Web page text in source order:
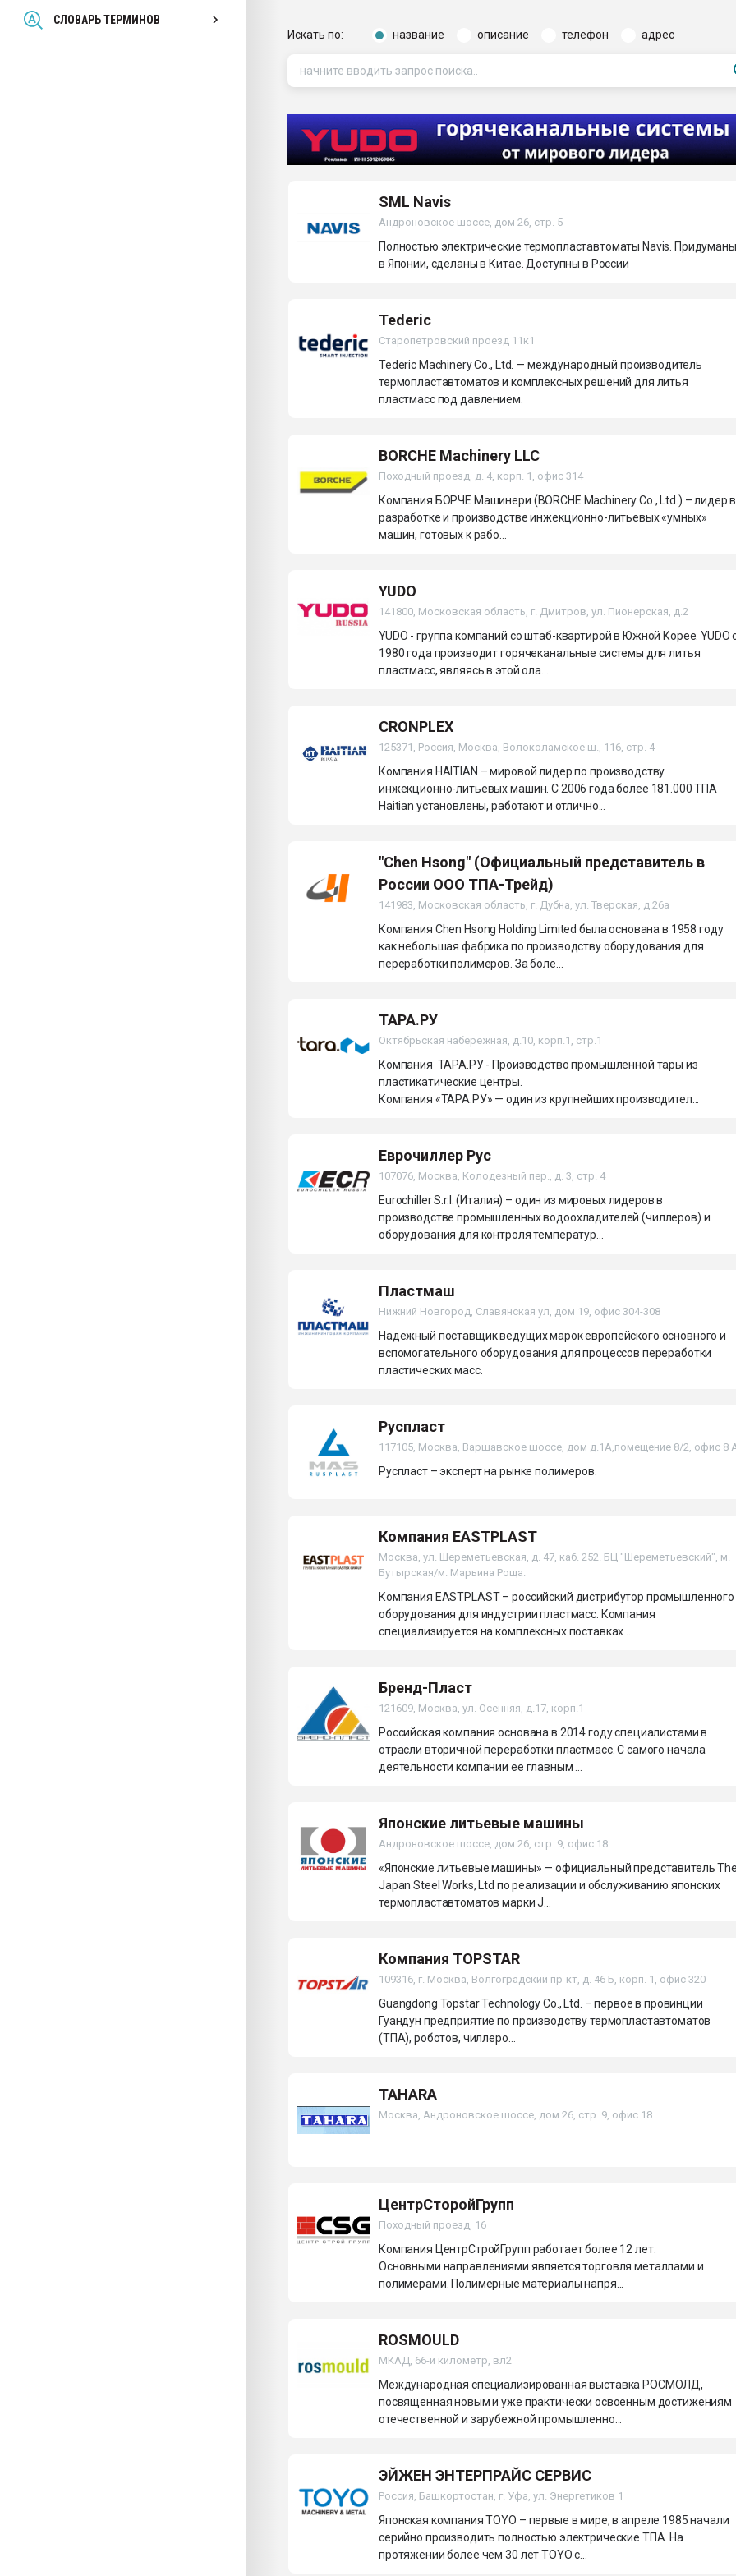
СЛОВАРЬ ТЕРМИНОВ
бутылок
ПЕРЕЙТИ НА ФОРУМ
Искать по: название описание телефон адрес
SML Navis
Андроновское шоссе, дом 26, стр. 5
Полностью электрические термопластавтоматы Navis. Придуманы
в Японии, сделаны в Китае. Доступны в России
Tederic
Старопетровский проезд 11к1
Tederic Machinery Co., Ltd. — международный производитель
термопластавтоматов и комплексных решений для литья
пластмасс под давлением.
YUDO
141800, Московская область, г. Дмитров, ул. Пионерская, д.2
YUDO - группа компаний со штаб-квартирой в Южной Корее. YUDO
1980 года производит горячеканальные системы для литья
пластмасс, являясь в этой ола...
BORCHE Machinery LLC
Походный проезд, д. 4, корп. 1, офис 314
Компания БОРЧЕ Машинери (BORCHE Machinery Co., Ltd.) – лидер в
разработке и производстве инжекционно-литьевых «умных»
машин, готовых к рабо...
CRONPLEX
125371, Россия, Москва, Волоколамское ш., 116, стр. 4
Компания HAITIAN – мировой лидер по производству
инжекционно-литьевых машин. С 2006 года более 181.000 ТПА
Haitian установлены, работают и отлично...
"Chen Hsong" (Официальный представитель в
России ООО ТПА-Трейд)
141983, Московская область, г. Дубна, ул. Тверская, д.26а
Компания Chen Hsong Holding Limited была основана в 1958 году
как небольшая фабрика по производству оборудования для
переработки полимеров. За боле...
ТАРА.РУ
Октябрьская набережная, д.10, корп.1, стр.1
Компания ТАРА.РУ - Производство промышленной тары из
пластикатические центры.
Компания «ТАРА.РУ» — один из крупнейших производител...
Еврочиллер Рус
107076, Москва, Колодезный пер., д. 3, стр. 4
Eurochiller S.r.l. (Италия) – один из мировых лидеров в
производстве промышленных водоохладителей (чиллеров) и
оборудования для контроля температур...
Пластмаш
Нижний Новгород, Славянская ул, дом 19, офис 304-308
Надежный поставщик ведущих марок европейского основного и
вспомогательного оборудования для процессов переработки
пластических масс.
Руспласт
117105, Москва, Варшавское шоссе, дом д.1А,помещение 8/2, офис 8
Руспласт – эксперт на рынке полимеров.
Компания EASTPLAST
Москва, ул. Шереметьевская, д. 47, каб. 252. БЦ "Шереметьевский", м.
Бутырская/м. Марьина Роща.
Компания EASTPLAST – российский дистрибутор промышленного
оборудования для индустрии пластмасс. Компания
специализируется на комплексных поставках ...
Бренд-Пласт
121609, Москва, ул. Осенняя, д.17, корп.1
Российская компания основана в 2014 году специалистами в
отрасли вторичной переработки пластмасс. С самого начала
деятельности компании ее главным ...
Японские литьевые машины
Андроновское шоссе, дом 26, стр. 9, офис 18
«Японские литьевые машины» — официальный представитель
Japan Steel Works, Ltd по реализации и обслуживанию японских
термопластавтоматов марки J...
Компания TOPSTAR
109316, г. Москва, Волгоградский пр-кт, д. 46 Б, корп. 1, офис 320
Guangdong Topstar Technology Co., Ltd. – первое в провинции
Гуандун предприятие по производству термопластавтоматов
(ТПА), роботов, чиллеро...
TAHARA
Москва, Андроновское шоссе, дом 26, стр. 9, офис 18
ЦентрСторойГрупп
Походный проезд, 16
Компания ЦентрСтройГрупп работает более 12 лет.
Основными направлениями является торговля металлами и
полимерами. Полимерные материалы напря...
ROSMOULD
МКАД, 66-й километр, вл2
Международная специализированная выставка РОСМОЛД,
посвященная новым и уже практически освоенным достижениям
отечественной и зарубежной промышленно...
ЭЙЖЕН ЭНТЕРПРАЙС СЕРВИС
Россия, Башкортостан, г. Уфа, ул. Энергетиков 1
Японская компания TOYO – первые в мире, в апреле 1985 начали
серийно производить полностью электрические ТПА. На
протяжении более чем 30 лет TOYO с...